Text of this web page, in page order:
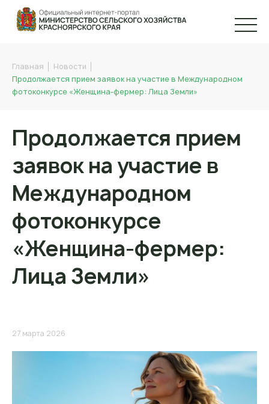
Главная
Новости
Продолжается прием заявок на участие в Международном
фотоконкурсе «Женщина-фермер: Лица Земли»
Продолжается прием
заявок на участие в
Международном
фотоконкурсе
«Женщина-фермер:
Лица Земли»
27 марта 2026